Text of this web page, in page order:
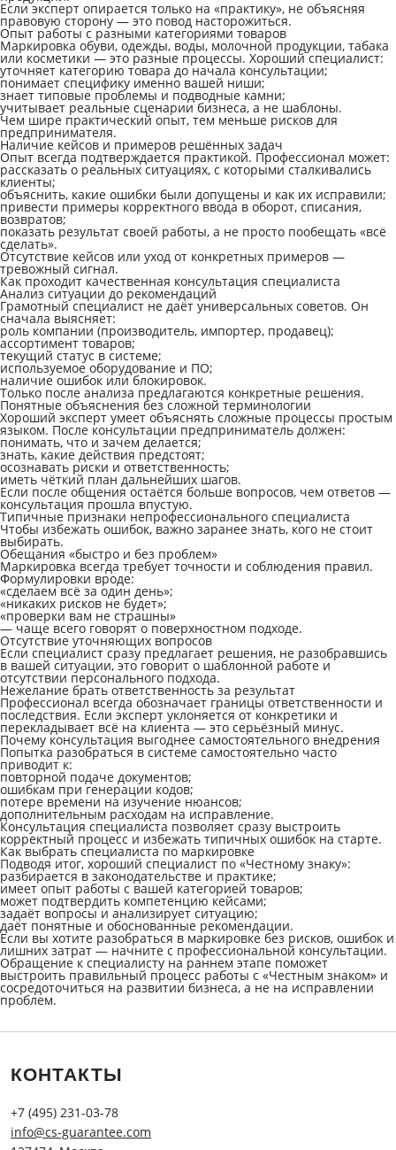
Если эксперт опирается только на «практику», не объясняя
правовую сторону — это повод насторожиться.
Опыт работы с разными категориями товаров
Маркировка обуви, одежды, воды, молочной продукции, табака
или косметики — это разные процессы. Хороший специалист:
уточняет категорию товара до начала консультации;
понимает специфику именно вашей ниши;
знает типовые проблемы и подводные камни;
учитывает реальные сценарии бизнеса, а не шаблоны.
Чем шире практический опыт, тем меньше рисков для
предпринимателя.
Наличие кейсов и примеров решённых задач
Опыт всегда подтверждается практикой. Профессионал может:
рассказать о реальных ситуациях, с которыми сталкивались
клиенты;
объяснить, какие ошибки были допущены и как их исправили;
привести примеры корректного ввода в оборот, списания,
возвратов;
показать результат своей работы, а не просто пообещать «всё
сделать».
Отсутствие кейсов или уход от конкретных примеров —
тревожный сигнал.
Как проходит качественная консультация специалиста
Анализ ситуации до рекомендаций
Грамотный специалист не даёт универсальных советов. Он
сначала выясняет:
роль компании (производитель, импортер, продавец);
ассортимент товаров;
текущий статус в системе;
используемое оборудование и ПО;
наличие ошибок или блокировок.
Только после анализа предлагаются конкретные решения.
Понятные объяснения без сложной терминологии
Хороший эксперт умеет объяснять сложные процессы простым
языком. После консультации предприниматель должен:
понимать, что и зачем делается;
знать, какие действия предстоят;
осознавать риски и ответственность;
иметь чёткий план дальнейших шагов.
Если после общения остаётся больше вопросов, чем ответов —
консультация прошла впустую.
Типичные признаки непрофессионального специалиста
Чтобы избежать ошибок, важно заранее знать, кого не стоит
выбирать.
Обещания «быстро и без проблем»
Маркировка всегда требует точности и соблюдения правил.
Формулировки вроде:
«сделаем всё за один день»;
«никаких рисков не будет»;
«проверки вам не страшны»
— чаще всего говорят о поверхностном подходе.
Отсутствие уточняющих вопросов
Если специалист сразу предлагает решения, не разобравшись
в вашей ситуации, это говорит о шаблонной работе и
отсутствии персонального подхода.
Нежелание брать ответственность за результат
Профессионал всегда обозначает границы ответственности и
последствия. Если эксперт уклоняется от конкретики и
перекладывает всё на клиента — это серьёзный минус.
Почему консультация выгоднее самостоятельного внедрения
Попытка разобраться в системе самостоятельно часто
приводит к:
повторной подаче документов;
ошибкам при генерации кодов;
потере времени на изучение нюансов;
дополнительным расходам на исправление.
Консультация специалиста позволяет сразу выстроить
корректный процесс и избежать типичных ошибок на старте.
Как выбрать специалиста по маркировке
Подводя итог, хороший специалист по «Честному знаку»:
разбирается в законодательстве и практике;
имеет опыт работы с вашей категорией товаров;
может подтвердить компетенцию кейсами;
задаёт вопросы и анализирует ситуацию;
даёт понятные и обоснованные рекомендации.
Если вы хотите разобраться в маркировке без рисков, ошибок и
лишних затрат — начните с профессиональной консультации.
Обращение к специалисту на раннем этапе поможет
выстроить правильный процесс работы с «Честным знаком» и
сосредоточиться на развитии бизнеса, а не на исправлении
проблем.
КОНТАКТЫ
+7 (495) 231-03-78
info@cs-guarantee.com